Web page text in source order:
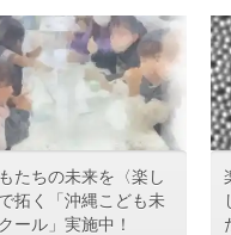
たちの未来を〈楽し
拓く「沖縄こども未
ール」実施中！